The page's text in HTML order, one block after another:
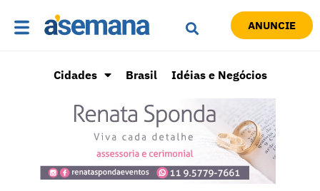
ANUNCIE
Cidades Brasil Idéias e Negócios